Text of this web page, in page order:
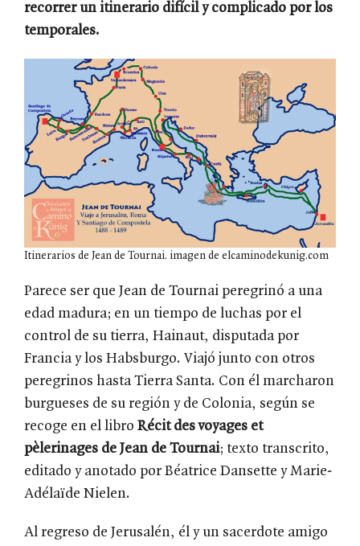
recorrer un itinerario difícil y complicado por los
temporales.
Itinerarios de Jean de Tournai. imagen de elcaminodekunig.com
Parece ser que Jean de Tournai peregrinó a una
edad madura; en un tiempo de luchas por el
control de su tierra, Hainaut, disputada por
Francia y los Habsburgo. Viajó junto con otros
peregrinos hasta Tierra Santa. Con él marcharon
burgueses de su región y de Colonia, según se
recoge en el libro Récit des voyages et
pèlerinages de Jean de Tournai; texto transcrito,
editado y anotado por Béatrice Dansette y Marie-
Adélaïde Nielen.
Al regreso de Jerusalén, él y un sacerdote amigo